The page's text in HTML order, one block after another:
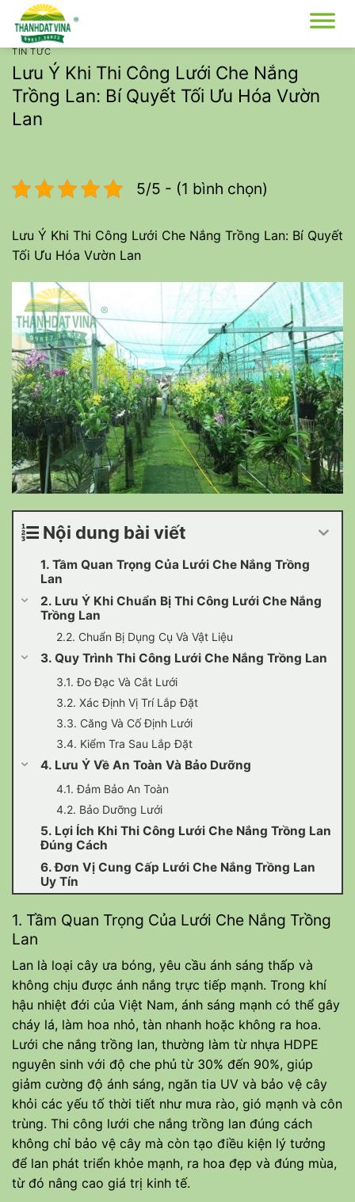
qua
nội
dung
TIN TỨC
Lưu Ý Khi Thi Công Lưới Che Nắng
Trồng Lan: Bí Quyết Tối Ưu Hóa Vườn
Lan
5/5 - (1 bình chọn)
Lưu Ý Khi Thi Công Lưới Che Nắng Trồng Lan: Bí Quyết
Tối Ưu Hóa Vườn Lan
Nội dung bài viết
1. Tầm Quan Trọng Của Lưới Che Nắng Trồng
Lan
2. Lưu Ý Khi Chuẩn Bị Thi Công Lưới Che Nắng
Trồng Lan
2.2. Chuẩn Bị Dụng Cụ Và Vật Liệu
3. Quy Trình Thi Công Lưới Che Nắng Trồng Lan
3.1. Đo Đạc Và Cắt Lưới
3.2. Xác Định Vị Trí Lắp Đặt
3.3. Căng Và Cố Định Lưới
3.4. Kiểm Tra Sau Lắp Đặt
4. Lưu Ý Về An Toàn Và Bảo Dưỡng
4.1. Đảm Bảo An Toàn
4.2. Bảo Dưỡng Lưới
5. Lợi Ích Khi Thi Công Lưới Che Nắng Trồng Lan
Đúng Cách
6. Đơn Vị Cung Cấp Lưới Che Nắng Trồng Lan
Uy Tín
1. Tầm Quan Trọng Của Lưới Che Nắng Trồng
Lan
Lan là loại cây ưa bóng, yêu cầu ánh sáng thấp và
không chịu được ánh nắng trực tiếp mạnh. Trong khí
hậu nhiệt đới của Việt Nam, ánh sáng mạnh có thể gây
cháy lá, làm hoa nhỏ, tàn nhanh hoặc không ra hoa.
Lưới che nắng trồng lan, thường làm từ nhựa HDPE
nguyên sinh với độ che phủ từ 30% đến 90%, giúp
giảm cường độ ánh sáng, ngăn tia UV và bảo vệ cây
khỏi các yếu tố thời tiết như mưa rào, gió mạnh và côn
trùng. Thi công lưới che nắng trồng lan đúng cách
không chỉ bảo vệ cây mà còn tạo điều kiện lý tưởng
để lan phát triển khỏe mạnh, ra hoa đẹp và đúng mùa,
từ đó nâng cao giá trị kinh tế.